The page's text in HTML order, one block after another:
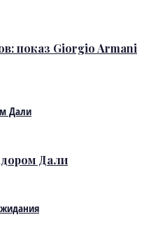
показ Giorgio Armani
Дали